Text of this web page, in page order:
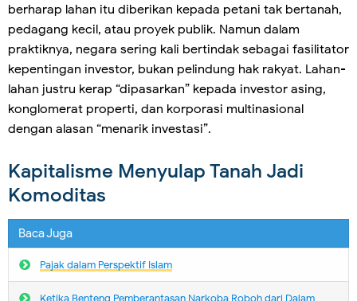
berharap lahan itu diberikan kepada petani tak bertanah,
pedagang kecil, atau proyek publik. Namun dalam
praktiknya, negara sering kali bertindak sebagai fasilitator
kepentingan investor, bukan pelindung hak rakyat. Lahan-
lahan justru kerap “dipasarkan” kepada investor asing,
konglomerat properti, dan korporasi multinasional
dengan alasan “menarik investasi”.
Kapitalisme Menyulap Tanah Jadi
Komoditas
Baca Juga
Pajak dalam Perspektif Islam
Ketika Benteng Pemberantasan Narkoba Roboh dari Dalam